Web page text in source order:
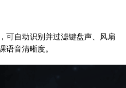
可自动识别并过滤键盘声、风扇
语音清晰度。